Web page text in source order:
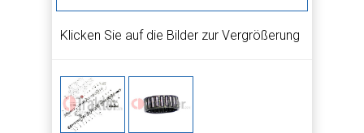
Klicken Sie auf die Bilder zur Vergrößerung